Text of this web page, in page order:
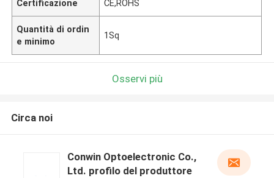
Certificazione CE,ROHS
Quantità di ordin
e minimo
1Sq
Osservi più
Circa noi
Conwin Optoelectronic Co.,
Ltd. profilo del produttore